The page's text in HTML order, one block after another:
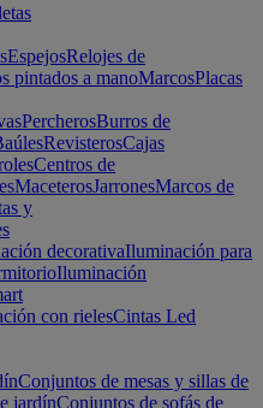
EspejosRelojes de
pintados a manoMarcosPlacas
PercherosBurros de
RevisterosCajas
Centros de
MaceterosJarronesMarcos de
y
decorativaIluminación para
Iluminación
con rielesCintas Led
Conjuntos de mesas y sillas de
jardínConjuntos de sofás de